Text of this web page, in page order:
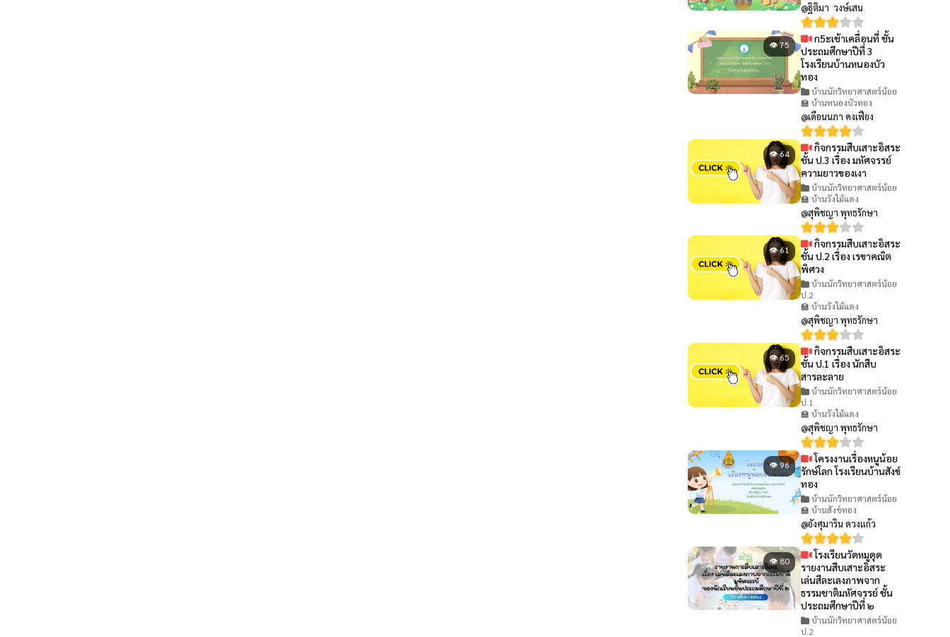
@ฐิติมา วงษ์เสน
👁 75
ก5ะเช้าเคลื่อนที่ ชั้น
ประถมศึกษาปีที่ 3
โรงเรียนบ้านหนองบัว
ทอง
บ้านนักวิทยาศาสตร์น้อย
🏫 บ้านหนองบัวทอง
@เดือนนภา คงเฟือง
👁 64
กิจกรรมสืบเสาะอิสระ
ชั้น ป.3 เรื่อง มหัศจรรย์
ความยาวของเงา
บ้านนักวิทยาศาสตร์น้อย
🏫 บ้านวังไม้แดง
@สุพิชญา พุทธรักษา
👁 61
กิจกรรมสืบเสาะอิสระ
ชั้น ป.2 เรื่อง เรขาคณิต
พิศวง
บ้านนักวิทยาศาสตร์น้อย
ป.2
🏫 บ้านวังไม้แดง
@สุพิชญา พุทธรักษา
👁 65
กิจกรรมสืบเสาะอิสระ
ชั้น ป.1 เรื่อง นักสืบ
สารละลาย
บ้านนักวิทยาศาสตร์น้อย
ป.1
🏫 บ้านวังไม้แดง
@สุพิชญา พุทธรักษา
👁 96
โครงงานเรื่องหนูน้อย
รักษ์โลก โรงเรียนบ้านสังข์
ทอง
บ้านนักวิทยาศาสตร์น้อย
🏫 บ้านสังข์ทอง
@อังศุมาริน ดวงแก้ว
👁 80
โรงเรียนวัดหมูดุด
รายงานสืบเสาะอิสระ
เล่นสีละเลงภาพจาก
ธรรมชาติมหัศจรรย์ ชั้น
ประถมศึกษาปีที่ ๒
บ้านนักวิทยาศาสตร์น้อย
ป.2